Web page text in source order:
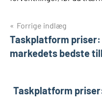
Forrige indlæg
Taskplatform priser:
markedets bedste
Taskplatform